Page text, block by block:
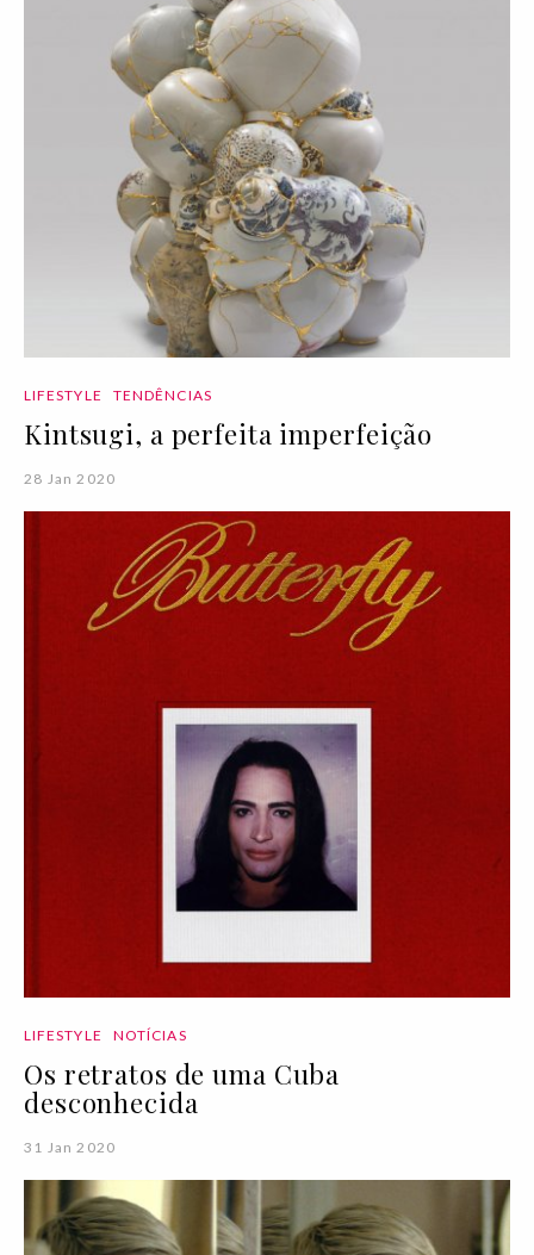
LIFESTYLE TENDÊNCIAS
Kintsugi, a perfeita imperfeição
28 Jan 2020
LIFESTYLE NOTÍCIAS
Os retratos de uma Cuba
desconhecida
31 Jan 2020